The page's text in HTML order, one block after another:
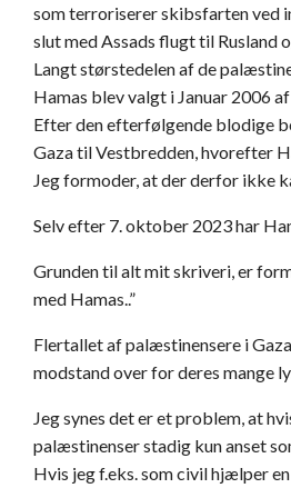
som terroriserer skibsfarten ved
slut med Assads flugt til Rusland
Langt størstedelen af de
Hamas blev valgt i Januar 2006
Efter den efterfølgende blodige
Gaza til Vestbredden, hvorefter
Jeg formoder, at der derfor ikke
Selv efter 7. oktober 2023 har
Grunden til alt mit skriveri, er
med Hamas..”
Flertallet af palæstinensere i
modstand over for deres mange
Jeg synes det er et problem, at
palæstinenser stadig kun anset
Hvis jeg f.eks. som civil hjælper